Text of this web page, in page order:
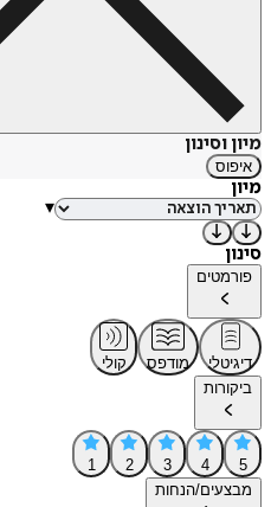
מיון וסינון
איפוס
מיון
▾
סינון
פורמטים
דיגיטלי מודפס
קולי
ביקורות
5
4
3
2
1
מבצעים/הנחות